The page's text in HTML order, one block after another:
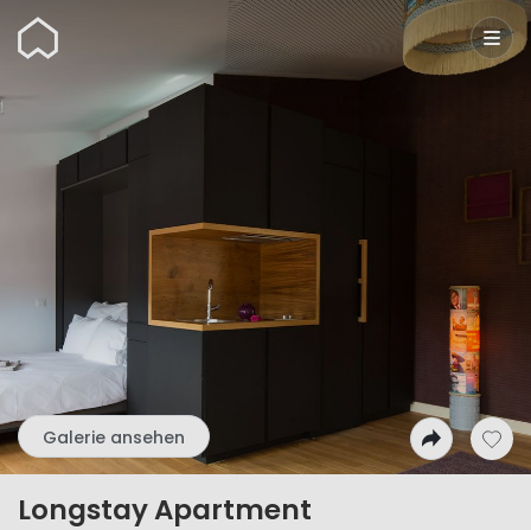
Wunderflats
Galerie ansehen
Longstay Apartment